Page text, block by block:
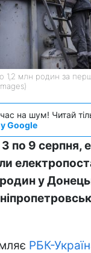
1,2 млн родин за
на шум! Читай
Google
по 9 серпня,
у
РБК-